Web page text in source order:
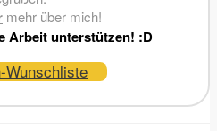
mehr über mich!
Arbeit unterstützen! :D
Wunschliste